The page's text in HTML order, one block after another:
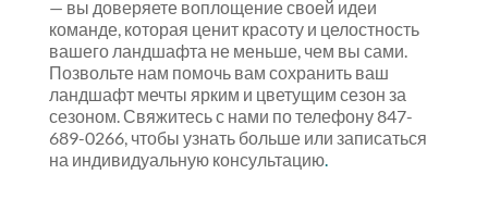
— вы доверяете воплощение своей идеи
команде, которая ценит красоту и целостность
вашего ландшафта не меньше, чем вы сами.
Позвольте нам помочь вам сохранить ваш
ландшафт мечты ярким и цветущим сезон за
сезоном. Свяжитесь с нами по телефону 847-
689-0266, чтобы узнать больше или записаться
на индивидуальную консультацию.